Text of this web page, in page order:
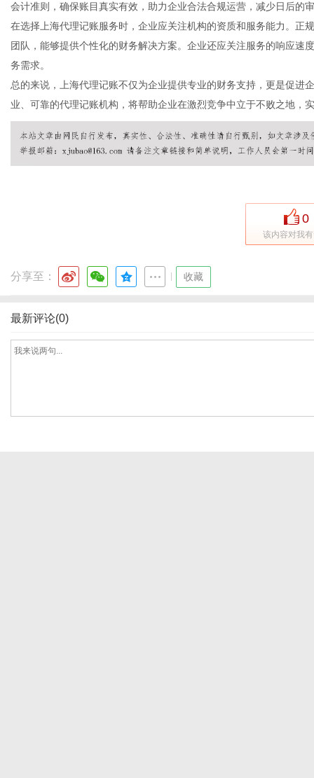
会计准则，确保账目真实有效，助力企业合法合规运营，减少日后的
在选择上海代理记账服务时，企业应关注机构的资质和服务能力。正
团队，能够提供个性化的财务解决方案。企业还应关注服务的响应速
务需求。
总的来说，上海代理记账不仅为企业提供专业的财务支持，更是促进
业、可靠的代理记账机构，将帮助企业在激烈竞争中立于不败之地，
0
该内容对我
分享至： 收藏
最新评论(0)